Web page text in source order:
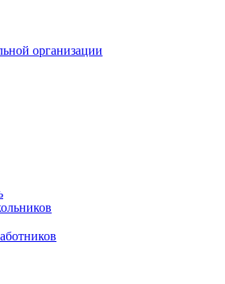
организации